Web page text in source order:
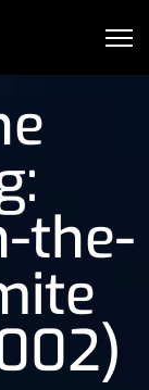
the-